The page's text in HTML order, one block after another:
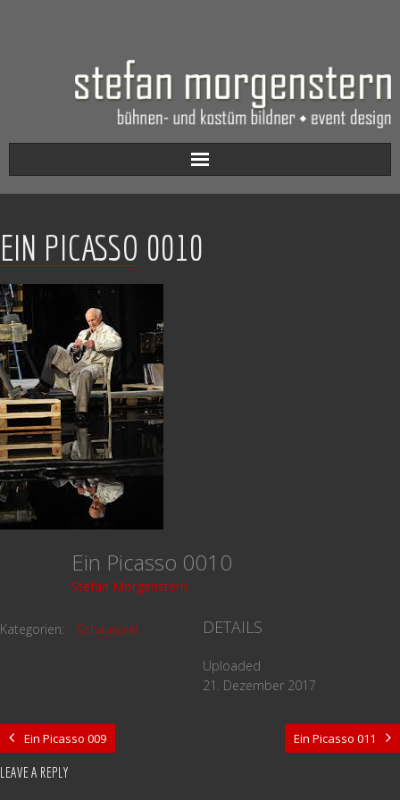
Aktuell
Werkverzeichnis
Biografie
EIN PICASSO 0010
Ein Picasso 0010
Stefan Morgenstern
Kategorien: Schauspiel DETAILS
Uploaded
21. Dezember 2017
Ein Picasso 009 Ein Picasso 011
LEAVE A REPLY